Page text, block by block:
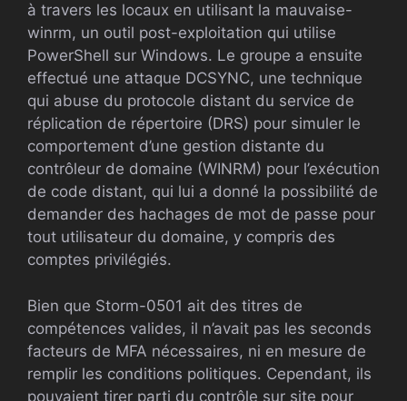
à travers les locaux en utilisant la mauvaise-
winrm, un outil post-exploitation qui utilise
PowerShell sur Windows. Le groupe a ensuite
effectué une attaque DCSYNC, une technique
qui abuse du protocole distant du service de
réplication de répertoire (DRS) pour simuler le
comportement d’une gestion distante du
contrôleur de domaine (WINRM) pour l’exécution
de code distant, qui lui a donné la possibilité de
demander des hachages de mot de passe pour
tout utilisateur du domaine, y compris des
comptes privilégiés.
Bien que Storm-0501 ait des titres de
compétences valides, il n’avait pas les seconds
facteurs de MFA nécessaires, ni en mesure de
remplir les conditions politiques. Cependant, ils
pouvaient tirer parti du contrôle sur site pour